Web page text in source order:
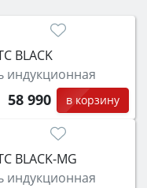
л для семьи,
BLACK
индукционная
58 990 в корзину
BLACK-MG
индукционная